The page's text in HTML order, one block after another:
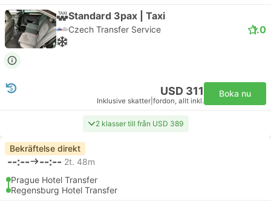
Standard 3pax | Taxi
Czech Transfer Service 1.0
USD 311
Inklusive skatter fordon, allt inkl.
Boka nu
2 klasser till från USD 389
Bekräftelse direkt
--:-- --:-- 2t. 48m
Prague Hotel Transfer
Regensburg Hotel Transfer